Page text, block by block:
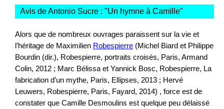
Avis de Antonio Sucre : "Un hymne à Camille"
Alors que de nombreux ouvrages paraissent sur la vie et
l’héritage de Maximilien Robespierre (Michel Biard et Philippe
Bourdin (dir.), Robespierre, portraits croisés, Paris, Armand
Colin, 2012 ; Marc Bélissa et Yannick Bosc, Robespierre, La
fabrication d’un mythe, Paris, Ellipses, 2013 ; Hervé
Leuwers, Robespierre, Paris, Fayard, 2014) , force est de
constater que Camille Desmoulins est quelque peu délaissé